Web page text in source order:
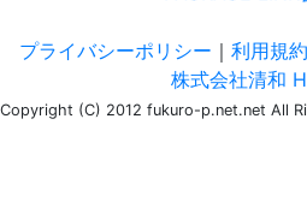
プライバシーポリシー ｜ 利用規約
株式会社清和
Copyright (C) 2012 fukuro-p.net.net All